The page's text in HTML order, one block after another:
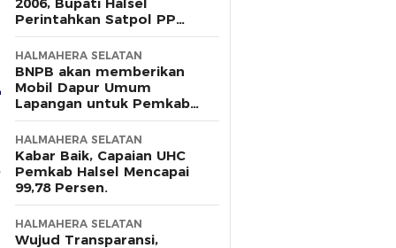
2006, Bupati Halsel
Perintahkan Satpol PP
Terus Gelar Razia
HALMAHERA SELATAN
BNPB akan memberikan
Mobil Dapur Umum
Lapangan untuk Pemkab
Halsel
HALMAHERA SELATAN
Kabar Baik, Capaian UHC
Pemkab Halsel Mencapai
99,78 Persen.
HALMAHERA SELATAN
Wujud Transparansi,